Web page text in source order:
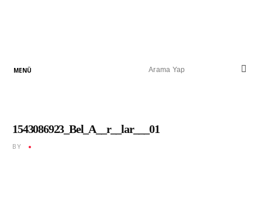
1543086923_Bel_A__r__lar___01
BY